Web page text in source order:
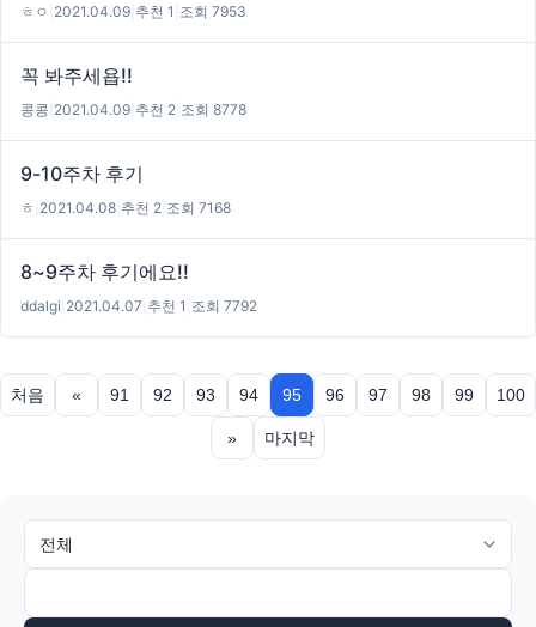
ㅎㅇ 2021.04.09 추천 1 조회 7953
꼭 봐주세욥!!
콩콩 2021.04.09 추천 2 조회 8778
9-10주차 후기
ㅎ 2021.04.08 추천 2 조회 7168
8~9주차 후기에요!!
ddalgi 2021.04.07 추천 1 조회 7792
처음 « 91 92 93 94 95 96 97 98 99 100
» 마지막